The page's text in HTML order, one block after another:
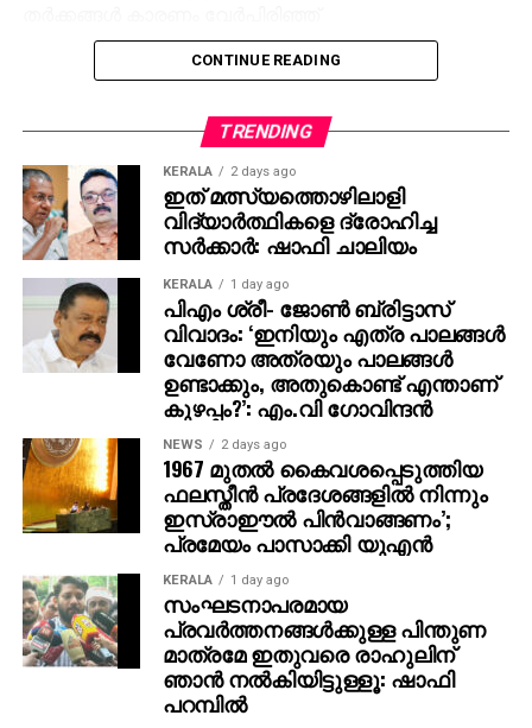
താമസിക്കുകയായിരുന്നു. ഇതിനുപിന്നാലെ ഹസീന
ടിപ്പണ്ണയോട് വിവാഹമോചനം ആവശ്യപ്പെട്ടു. എന്നാല്‍
കൊലപാതകത്തിനു കാരണമെന്ന് ഷഹാപൂര്‍ പൊലീസ്
സ്റ്റേഷനിലെ ഇന്‍സ്‌പെക്ടര്‍ മുകേഷ് ധാഗെ പറഞ്ഞു.
ഹസീനയുടെ നിര്‍ദ്ദേശപ്രകാരം, ഓട്ടോറിക്ഷാ
ഡ്രൈവറായ സഹോദരനും കൂട്ടാളികളും നവംബര്‍ 17
ന് ടിപ്പണ്ണയെ ഷഹാപൂരിനടുത്തുള്ള ഒരു
വനപ്രദേശത്തേക്ക് കൊണ്ടുപോയി. അവിടെവച്ച്
കൊലപ്പെടുത്തി മൃതദേഹം കത്തിക്കാന്‍ ശ്രമിച്ച ശേഷം
ഹൈവേയ്ക്ക് സമീപം ഉപേക്ഷിക്കുകയായിരുന്നു.
ചോദ്യം ചെയ്യലില്‍, സഹോദരി ഹസീനയുടെ
നിര്‍ദ്ദേശപ്രകാരമാണ് കൊലപാതകം നടത്തിയതെന്ന്
ഫയാസ് സമ്മതിച്ചു.
CONTINUE READING
TRENDING
KERALA 2 days ago
ഇത് മത്സ്യത്തൊഴിലാളി
വിദ്യാര്‍ത്ഥികളെ ദ്രോഹിച്ച
സര്‍ക്കാര്‍: ഷാഫി ചാലിയം
KERALA 1 day ago
പിഎം ശ്രീ- ജോണ്‍ ബ്രിട്ടാസ്
വിവാദം: ‘ഇനിയും എത്ര പാലങ്ങള്‍
വേണോ അത്രയും പാലങ്ങള്‍
ഉണ്ടാക്കും, അതുകൊണ്ട് എന്താണ്
കുഴപ്പം?’: എം.വി ഗോവിന്ദന്‍
NEWS 2 days ago
1967 മുതല്‍ കൈവശപ്പെടുത്തിയ
ഫലസ്തീന്‍ പ്രദേശങ്ങളില്‍ നിന്നും
ഇസ്രാഈല്‍ പിന്‍വാങ്ങണം’;
പ്രമേയം പാസാക്കി യുഎന്‍
KERALA 1 day ago
സംഘടനാപരമായ
പ്രവര്‍ത്തനങ്ങള്‍ക്കുള്ള പിന്തുണ
മാത്രമേ ഇതുവരെ രാഹുലിന്
ഞാന്‍ നല്‍കിയിട്ടുള്ളൂ: ഷാഫി
പറമ്പില്‍